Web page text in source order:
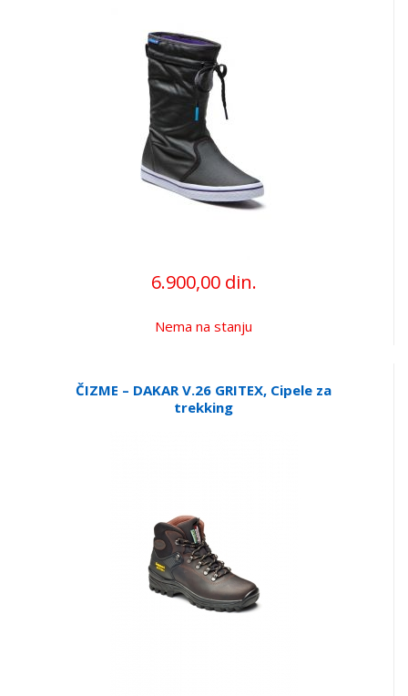
6.900,00 din.
Nema na stanju
ČIZME – DAKAR V.26 GRITEX, Cipele za
trekking